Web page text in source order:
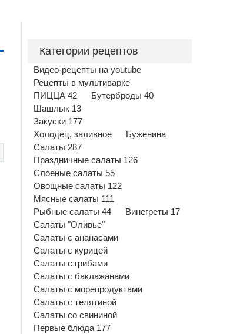
Категории рецептов
Видео-рецепты на youtube
Рецепты в мультиварке
ПИЦЦА 42
Бутерброды 40
Шашлык 13
Закуски 177
Холодец, заливное
Буженина
Салаты 287
Праздничные салаты 126
Слоеные салаты 55
Овощные салаты 122
Мясные салаты 111
Рыбные салаты 44
Винегреты 17
Салаты "Оливье"
Салаты с ананасами
Салаты с курицей
Салаты с грибами
Салаты с баклажанами
Салаты с морепродуктами
Салаты с телятиной
Салаты со свининой
Первые блюда 177